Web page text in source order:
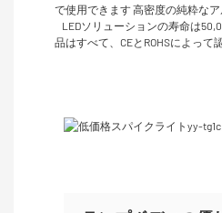
で使用できます 高密度の純粋な
LEDソリューションの寿命は
品はすべて、CEとROHSによっ